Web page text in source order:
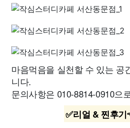
마음먹음을 실천할 수 있는 공
니다.
문의사항은 010-8814-0910으
✅리얼 & 찐후